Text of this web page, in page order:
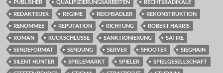
PUBLISHER
QUALIFIZIERUNGSARBEITEN
RECHTSRADIKALE
REDAKTEUER
REGIME REICHSADLER
REKONSTRUKTION
RENOMMEE
REPUTATION RICHTUNG
ROBERT HARRIS
ROMAN
RÜCKSCHLÜSSE SANKTIONIERUNG
SATIRE
SENDEFORMAT
SENDUNG SERVER SHOOTER
SIEGHAIN
SILENT HUNTER
SPIELEMARKT SPIELER
SPIELGESELLSCHAFT